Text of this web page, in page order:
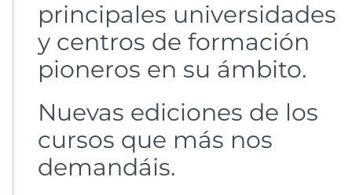
principales universidades
y centros de formación
pioneros en su ámbito.
Nuevas ediciones de los
cursos que más nos
demandáis.